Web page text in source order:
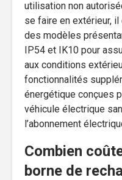
utilisation non
se faire en extérieur,
des modèles
IP54 et IK10 pour
aux conditions
fonctionnalités
énergétique conçues
véhicule électrique
l’abonnement
Combien
borne de